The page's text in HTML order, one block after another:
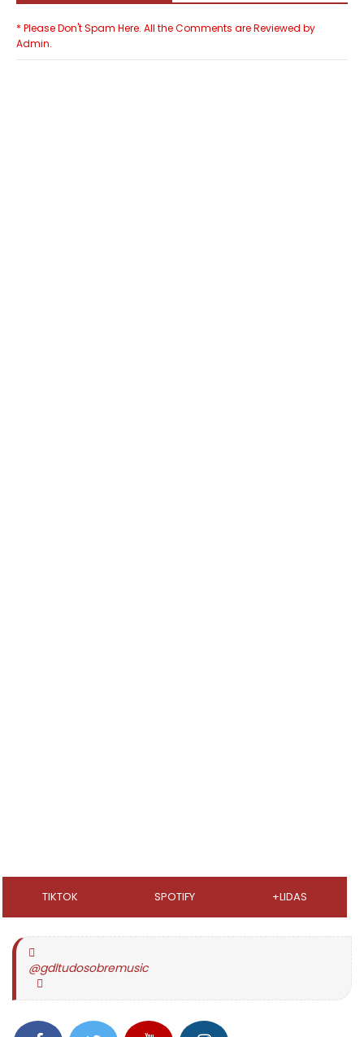
* Please Don't Spam Here. All the Comments are Reviewed by
Admin.
TIKTOK SPOTIFY +LIDAS
@gdltudosobremusic